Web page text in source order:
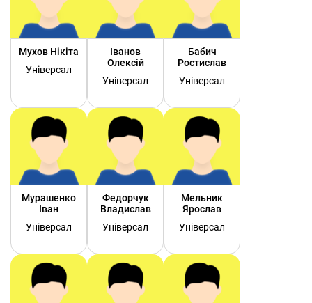
Мухов Нікіта
Універсал
Іванов
Олексій
Універсал
Бабич
Ростислав
Універсал
Мурашенко
Іван
Універсал
Федорчук
Владислав
Універсал
Мельник
Ярослав
Універсал